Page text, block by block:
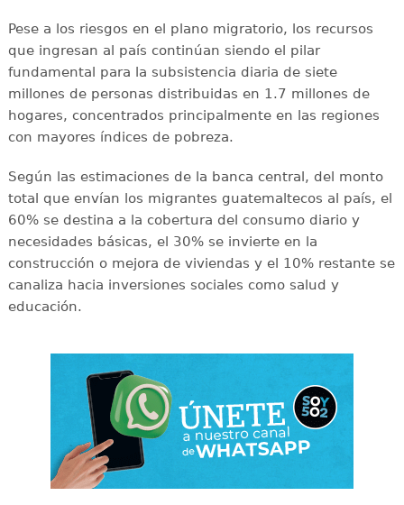
Pese a los riesgos en el plano migratorio, los recursos
que ingresan al país continúan siendo el pilar
fundamental para la subsistencia diaria de siete
millones de personas distribuidas en 1.7 millones de
hogares, concentrados principalmente en las regiones
con mayores índices de pobreza.
Según las estimaciones de la banca central, del monto
total que envían los migrantes guatemaltecos al país, el
60% se destina a la cobertura del consumo diario y
necesidades básicas, el 30% se invierte en la
construcción o mejora de viviendas y el 10% restante se
canaliza hacia inversiones sociales como salud y
educación.